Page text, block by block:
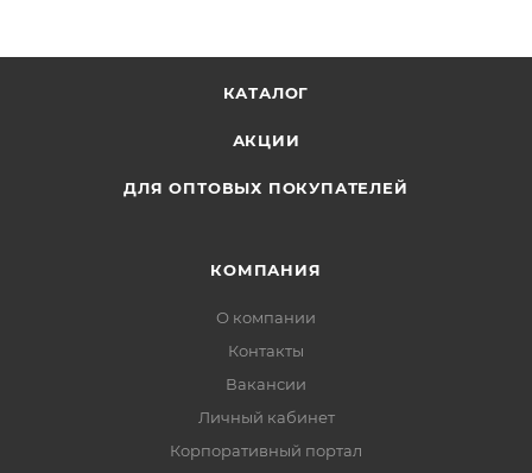
основа с клеевым слоем
КАТАЛОГ
АКЦИИ
ДЛЯ ОПТОВЫХ ПОКУПАТЕЛЕЙ
КОМПАНИЯ
О компании
Контакты
Вакансии
Личный кабинет
Корпоративный портал